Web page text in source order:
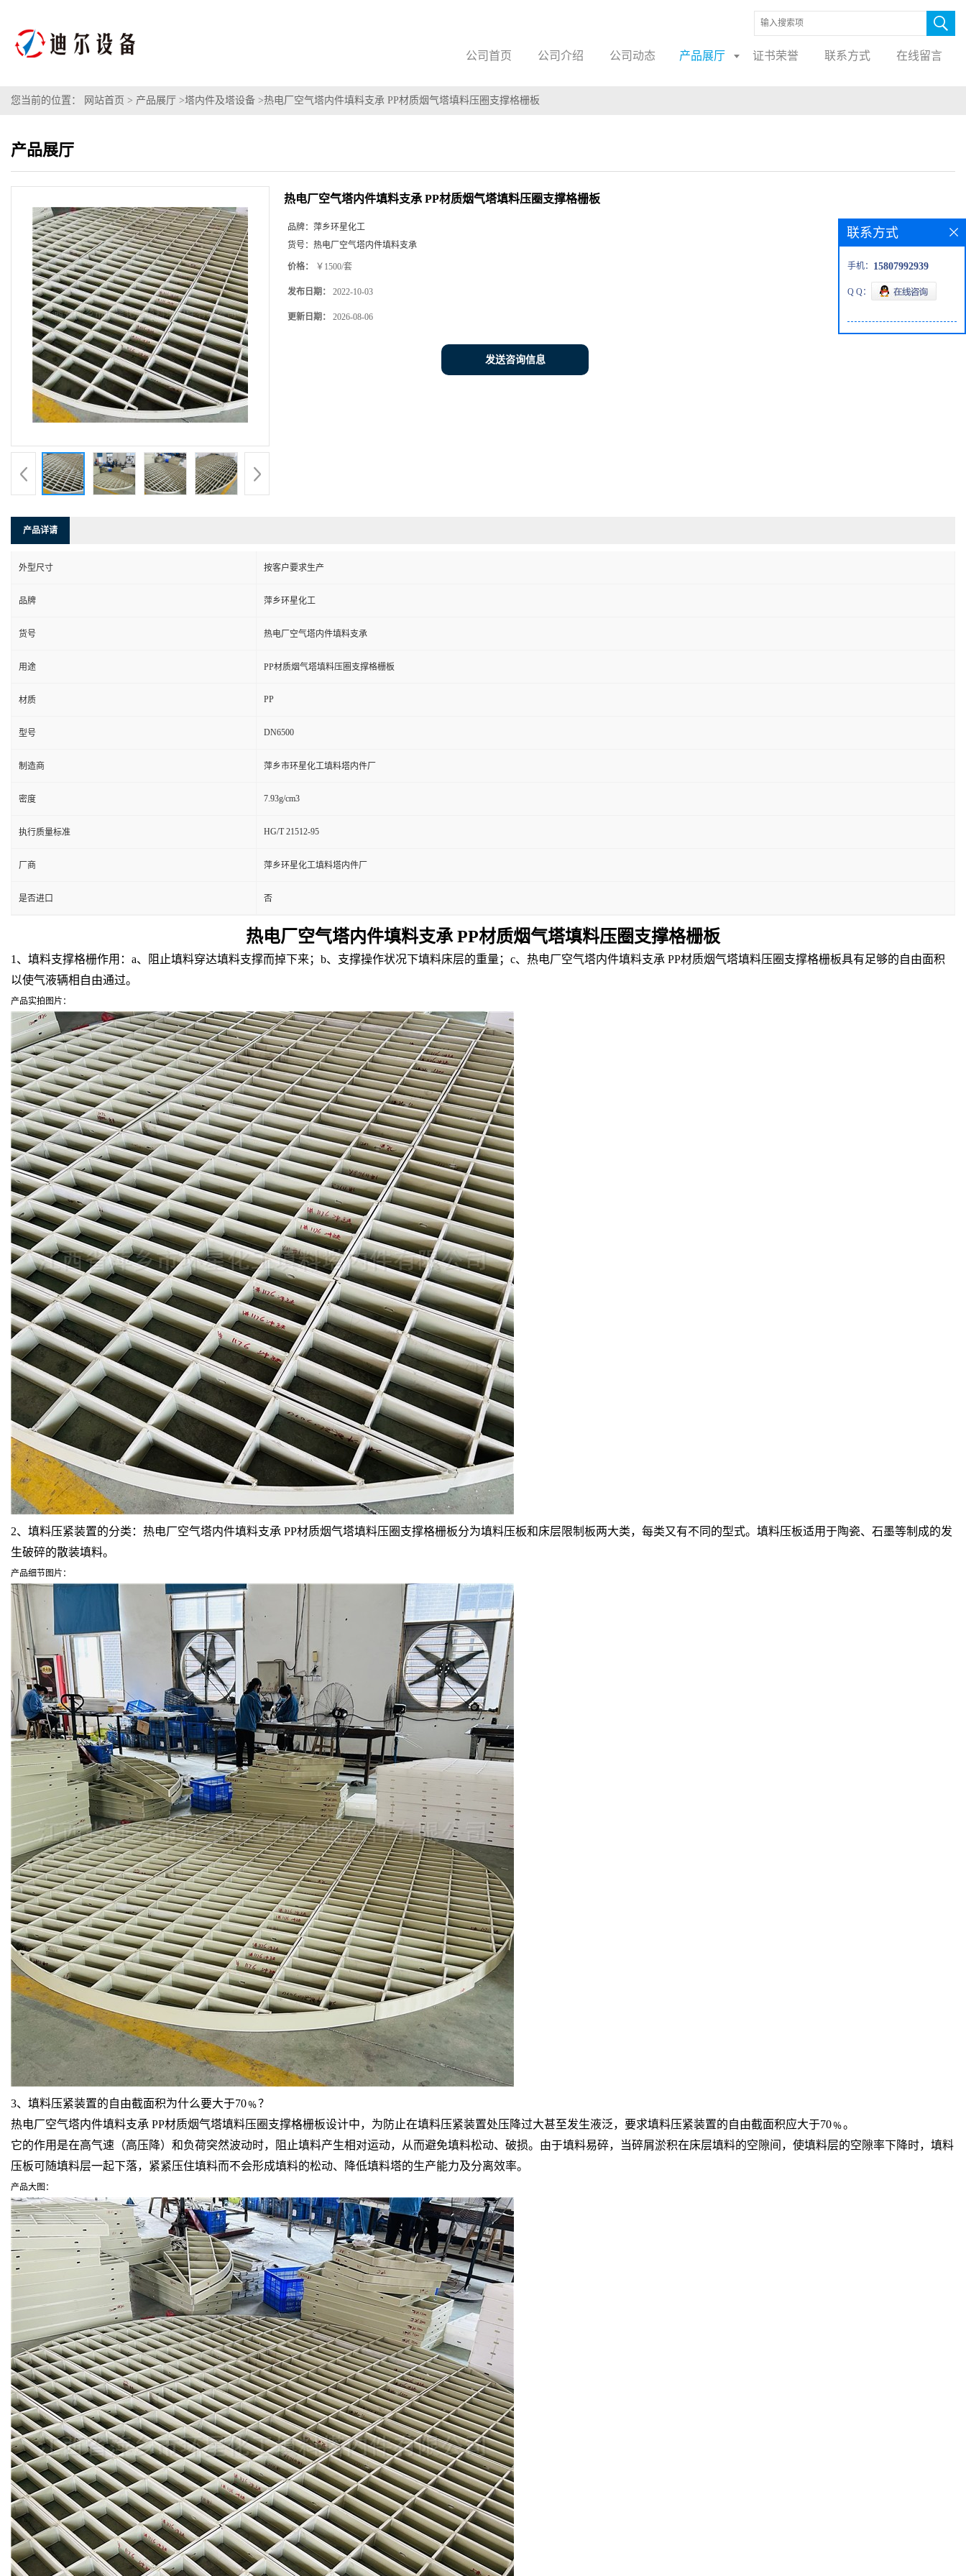
公司首页 公司介绍 公司动态 产品展厅 证书荣誉 联系方式 在线留言
您当前的位置： 网站首页 > 产品展厅 >塔内件及塔设备 >热电厂空气塔内件填料支承 PP材质烟气塔填料压圈支撑格栅板
产品展厅
热电厂空气塔内件填料支承 PP材质烟气塔填料压圈支撑格栅板
品牌： 萍乡环星化工
货号： 热电厂空气塔内件填料支承
价格： ￥1500/套
发布日期： 2022-10-03
更新日期： 2026-08-06
发送咨询信息
产品详请
外型尺寸 按客户要求生产
品牌 萍乡环星化工
货号 热电厂空气塔内件填料支承
用途 PP材质烟气塔填料压圈支撑格栅板
材质 PP
型号 DN6500
制造商 萍乡市环星化工填料塔内件厂
密度 7.93g/cm3
执行质量标准 HG/T 21512-95
厂商 萍乡环星化工填料塔内件厂
是否进口 否
热电厂空气塔内件填料支承 PP材质烟气塔填料压圈支撑格栅板
1、填料支撑格栅作用：a、阻止填料穿达填料支撑而掉下来；b、支撑操作状况下填料床层的重量；c、热电厂空气塔内件填料支承 PP材质烟气塔填料压圈支撑格栅板具有足够的自由面积
以使气液辆相自由通过。
产品实拍图片：
2、填料压紧装置的分类：热电厂空气塔内件填料支承 PP材质烟气塔填料压圈支撑格栅板分为填料压板和床层限制板两大类，每类又有不同的型式。填料压板适用于陶瓷、石墨等制成的发
生破碎的散装填料。
产品细节图片：
3、填料压紧装置的自由截面积为什么要大于70﹪？
热电厂空气塔内件填料支承 PP材质烟气塔填料压圈支撑格栅板设计中，为防止在填料压紧装置处压降过大甚至发生液泛，要求填料压紧装置的自由截面积应大于70﹪。
它的作用是在高气速（高压降）和负荷突然波动时，阻止填料产生相对运动，从而避免填料松动、破损。由于填料易碎，当碎屑淤积在床层填料的空隙间，使填料层的空隙率下降时，填料
压板可随填料层一起下落，紧紧压住填料而不会形成填料的松动、降低填料塔的生产能力及分离效率。
产品大图：
联系方式
手机： 15807992939
Q Q：